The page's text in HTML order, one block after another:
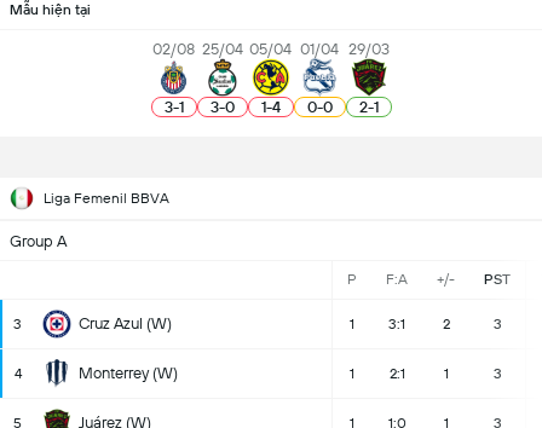
Mẫu hiện tại
02/08
3-1
25/04
3-0
05/04
1-4
01/04
0-0
29/03
2-1
Liga Femenil BBVA
Group A
P F:A +/- PST
3 Cruz Azul (W) 1 3:1 2 3
4 Monterrey (W) 1 2:1 1 3
5 Juárez (W) 1 1:0 1 3